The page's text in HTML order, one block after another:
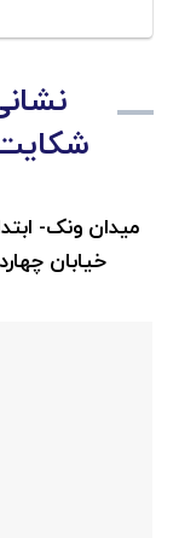
میدان ونک-
خیابان چهاردهم- پلاک